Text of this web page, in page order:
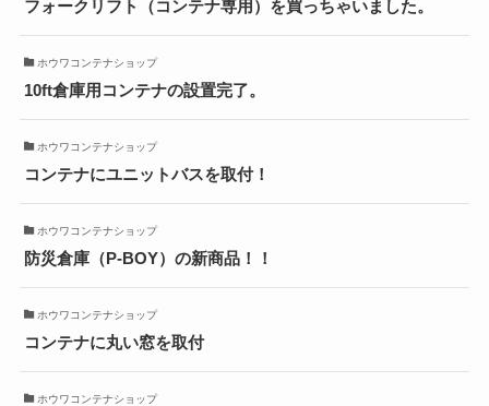
フォークリフト（コンテナ専用）を買っちゃいました。
ホウワコンテナショップ
10ft倉庫用コンテナの設置完了。
ホウワコンテナショップ
コンテナにユニットバスを取付！
ホウワコンテナショップ
防災倉庫（P-BOY）の新商品！！
ホウワコンテナショップ
コンテナに丸い窓を取付
ホウワコンテナショップ